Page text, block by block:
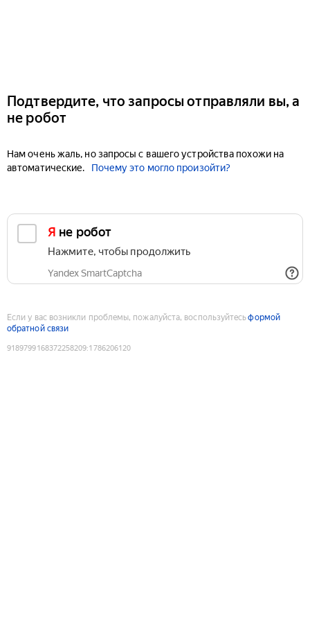
Подтвердите, что запросы отправляли вы, а
не робот
Нам очень жаль, но запросы с вашего устройства похожи на
автоматические.
Почему это могло произойти?
Я не робот
Нажмите, чтобы продолжить
Yandex SmartCaptcha
Если у вас возникли проблемы, пожалуйста, воспользуйтесьформой
обратной связи
9189799168372258209:1786206120